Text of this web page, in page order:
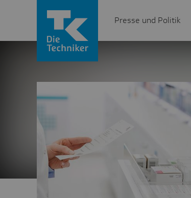
Presse und Politik